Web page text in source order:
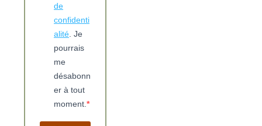
de
confidenti
alité . Je
pourrais
me
désabonn
er à tout
moment.